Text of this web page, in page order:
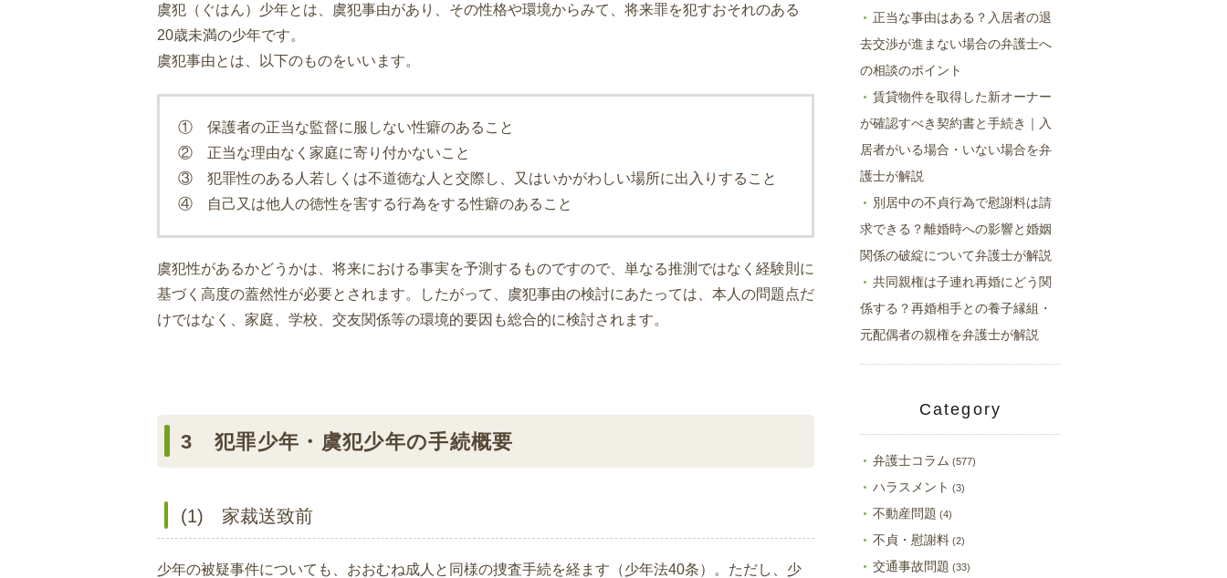
虞犯（ぐはん）少年とは、虞犯事由があり、その性格や環境からみて、将来罪を犯すおそれのある
20歳未満の少年です。
虞犯事由とは、以下のものをいいます。
① 保護者の正当な監督に服しない性癖のあること
② 正当な理由なく家庭に寄り付かないこと
③ 犯罪性のある人若しくは不道徳な人と交際し、又はいかがわしい場所に出入りすること
④ 自己又は他人の徳性を害する行為をする性癖のあること
虞犯性があるかどうかは、将来における事実を予測するものですので、単なる推測ではなく経験則に
基づく高度の蓋然性が必要とされます。したがって、虞犯事由の検討にあたっては、本人の問題点だ
けではなく、家庭、学校、交友関係等の環境的要因も総合的に検討されます。
3 犯罪少年・虞犯少年の手続概要
(1) 家裁送致前
少年の被疑事件についても、おおむね成人と同様の捜査手続を経ます（少年法40条）。ただし、少
正当な事由はある？入居者の退
去交渉が進まない場合の弁護士へ
の相談のポイント
賃貸物件を取得した新オーナー
が確認すべき契約書と手続き｜入
居者がいる場合・いない場合を弁
護士が解説
別居中の不貞行為で慰謝料は請
求できる？離婚時への影響と婚姻
関係の破綻について弁護士が解説
共同親権は子連れ再婚にどう関
係する？再婚相手との養子縁組・
元配偶者の親権を弁護士が解説
Category
弁護士コラム (577)
ハラスメント (3)
不動産問題 (4)
不貞・慰謝料 (2)
交通事故問題 (33)